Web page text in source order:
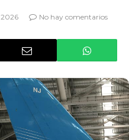
2026 No hay comentarios